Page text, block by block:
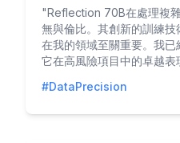
"Reflection 70B在處理複
無與倫比。其創新的訓練
在我的領域至關重要。我
它在高風險項目中的卓越表
#DataPrecision